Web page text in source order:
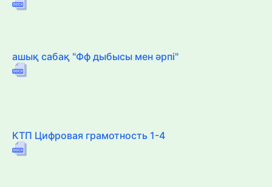
ашық сабақ "Фф дыбысы мен әрпі"
КТП Цифровая грамотность 1-4